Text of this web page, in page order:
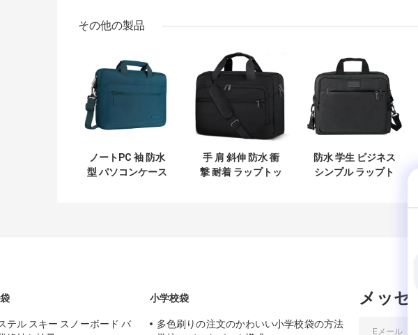
その他の製品
ノートPC 袖 防水
型 パソコンケース
手 肩 斜伸 防水 衝
撃 耐着 ラップトッ
防水 学生 ビジネス
シンプル ラップト
テル スキー スノーボード バ
小学校袋
多色刷りの注文のかわいい小学校袋の方法
メッセ